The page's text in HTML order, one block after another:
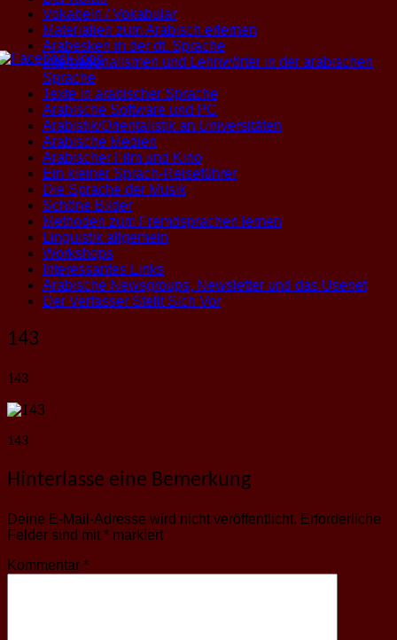
Vokabeln / Vokabular
Materialien zum Arabisch erlernen
Arabesken in der dt. Sprache
Internationalismen und Lehnwörter in der arabischen
Sprache
Texte in arabischer Sprache
Arabische Software und PC
Arabistik/Orientalistik an Universitäten
Arabische Medien
Arabischer Film und Kino
Ein kleiner Sprach-Reiseführer
Die Sprache der Musik
Schöne Bilder
Methoden zum Fremdsprachen lernen
Linguistik allgemein
Workshops
Interessantes Links
Arabische Newsgroups, Newsletter und das Usenet
Der Verfasser Stellt Sich Vor
143
143
143
Hinterlasse eine Bemerkung
Deine E-Mail-Adresse wird nicht veröffentlicht. Erforderliche
Felder sind mit * markiert
Kommentar *